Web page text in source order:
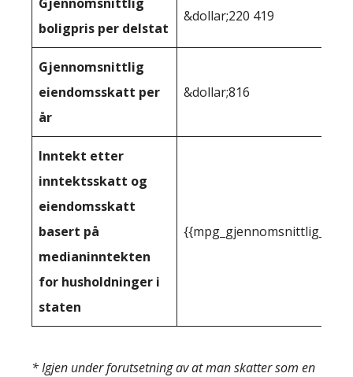
boligpris per delstat
&dollar;220 419
Gjennomsnittlig
eiendomsskatt per
år
&dollar;816
Inntekt etter
inntektsskatt og
eiendomsskatt
basert på
medianinntekten
for husholdninger i
staten
* Igjen under forutsetning av at man skatter som en